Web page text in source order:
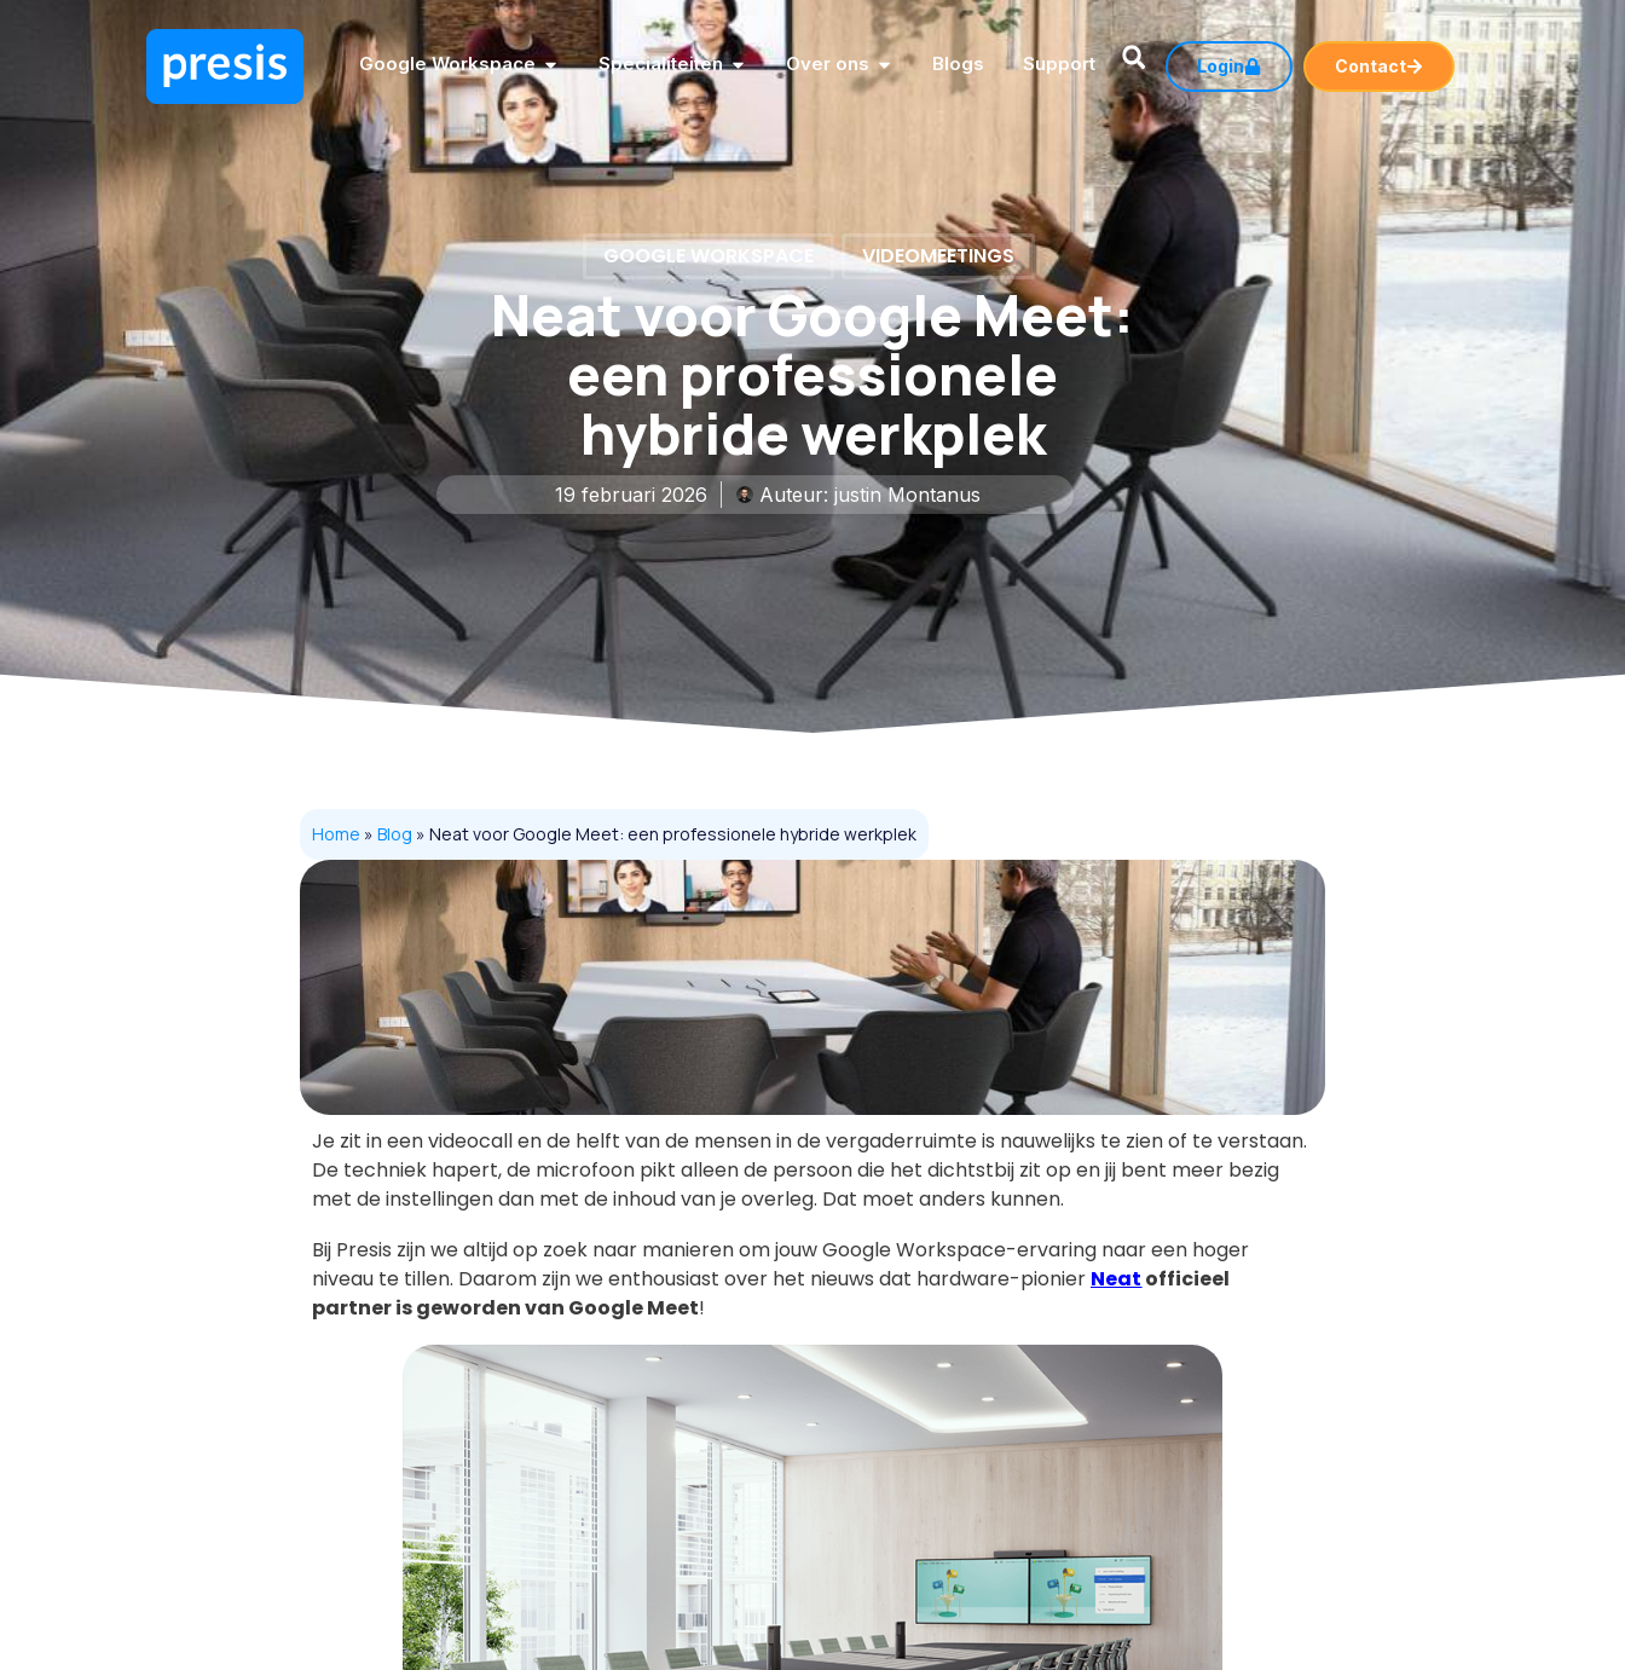
Google Workspace Specialiteiten Over ons Blogs Support Login Contact
GOOGLE WORKSPACE VIDEOMEETINGS
Neat voor Google Meet:
een professionele
hybride werkplek
19 februari 2026 Auteur: justin Montanus
Home »Blog »Neat voor Google Meet: een professionele hybride werkplek
Je zit in een videocall en de helft van de mensen in de vergaderruimte is nauwelijks te zien of te verstaan.
De techniek hapert, de microfoon pikt alleen de persoon die het dichtstbij zit op en jij bent meer bezig
met de instellingen dan met de inhoud van je overleg. Dat moet anders kunnen.
Bij Presis zijn we altijd op zoek naar manieren om jouw Google Workspace-ervaring naar een hoger
niveau te tillen. Daarom zijn we enthousiast over het nieuws dat hardware-pionier Neat officieel
partner is geworden van Google Meet!